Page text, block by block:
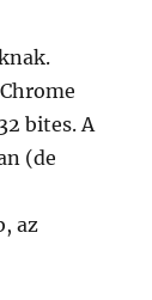
bites. A
(de
az